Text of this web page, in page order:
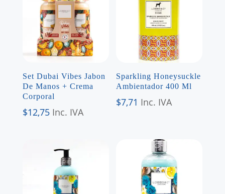
Set Dubai Vibes Jabon
De Manos + Crema
Corporal
$12,75 Inc. IVA
Sparkling Honeysuckle
Ambientador 400 Ml
$7,71 Inc. IVA